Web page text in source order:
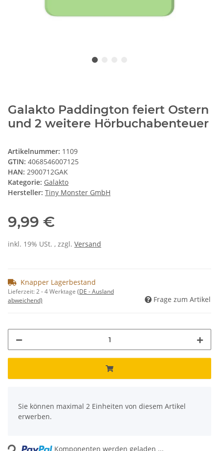
Galakto Paddington feiert Ostern
und 2 weitere Hörbuchabenteuer
Artikelnummer: 1109
GTIN: 4068546007125
HAN: 2900712GAK
Kategorie: Galakto
Hersteller: Tiny Monster GmbH
9,99 €
inkl. 19% USt. , zzgl. Versand
Knapper Lagerbestand
Lieferzeit:2 - 4 Werktage (DE - Ausland
abweichend)
Frage zum Artikel
Sie können maximal 2 Einheiten von diesem Artikel
erwerben.
Loading... Komponenten werden geladen ...